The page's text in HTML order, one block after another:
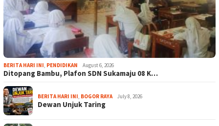
BERITA HARI INI, PENDIDIKAN August 6, 2026
Ditopang Bambu, Plafon SDN Sukamaju 08 K…
BERITA HARI INI, BOGOR RAYA July 8, 2026
Dewan Unjuk Taring